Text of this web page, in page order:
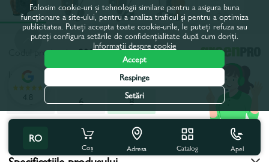
Codul produsului:2018
Inaltimea maxima de pompare, m:8
6
6
8
Toate caracteristicile
RO
Coș Adresa Catalog Apel
4.8
Folosim cookie-uri și tehnologii similare pentru a asigura buna
funcționare a site-ului, pentru a analiza traficul și pentru a optimiza
publicitatea. Puteți accepta toate cookie-urile, le puteți refuza sau
puteți configura setările de confidențialitate după cum doriți.
Informații despre cookie
Accept
Respinge
Setări